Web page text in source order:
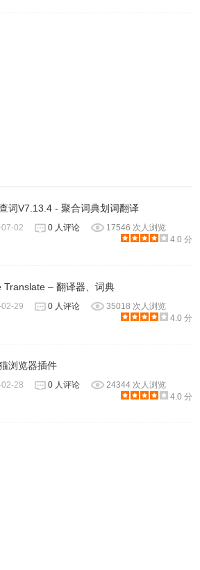
得我心，我就不喜欢软件做的花里胡
：监听剪贴板并自动翻译。
词V7.13.4 - 聚合词典划词翻译
02 0 人评论
17546 次人浏览
4.0 分
Translate – 翻译器、词典
29 0 人评论
35018 次人浏览
4.0 分
浏览器插件
28 0 人评论
24344 次人浏览
4.0 分